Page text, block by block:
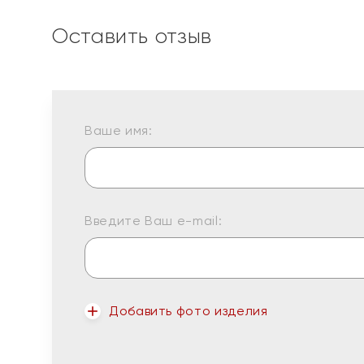
Оставить отзыв
Ваше имя:
Введите Ваш e-mail:
Добавить фото изделия